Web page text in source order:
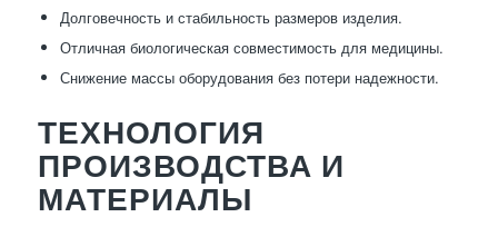
Долговечность и стабильность размеров изделия.
Отличная биологическая совместимость для медицины.
Снижение массы оборудования без потери надежности.
ТЕХНОЛОГИЯ
ПРОИЗВОДСТВА И
МАТЕРИАЛЫ